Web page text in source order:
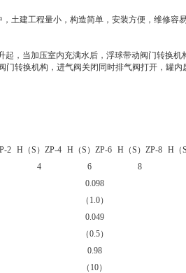
土建工程量小，构造简单，安装方便，维修容易
当加压室内充满水后，浮球带动阀门转换机
转换机构，进气阀关闭同时排气阀打开，罐内
2 H（S）ZP-4 H（S）ZP-6 H（S）ZP-8 H（
4 6 8
0.098
（1.0）
0.049
（0.5）
0.98
（10）